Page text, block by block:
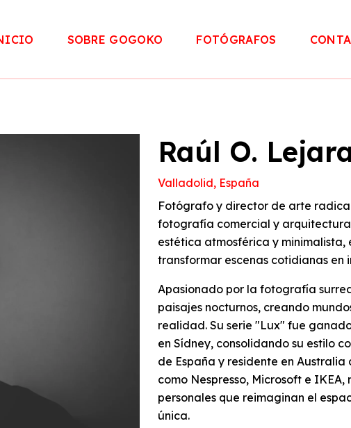
SOBRE GOGOKO FOTÓGRAFOS
Raúl O.
Valladolid, España
Fotógrafo y director de arte
fotografía comercial y
estética atmosférica y
transformar escenas cotidianas en
Apasionado por la fotografía
paisajes nocturnos, creando
realidad. Su serie "Lux" fue
en Sídney, consolidando su estilo
de España y residente en
como Nespresso, Microsoft e
personales que reimaginan el
única.